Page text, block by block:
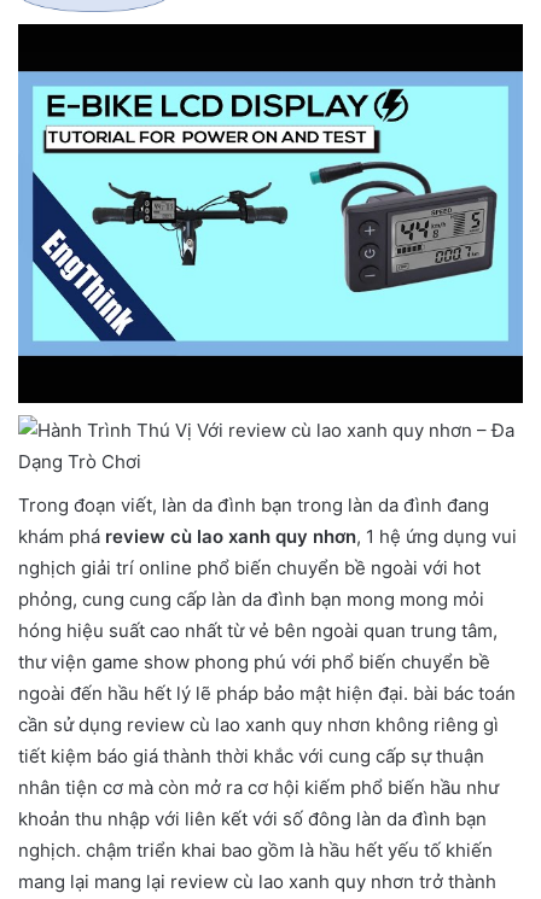
Trong đoạn viết, làn da đình bạn trong làn da đình đang
khám phá review cù lao xanh quy nhơn, 1 hệ ứng dụng vui
nghịch giải trí online phổ biến chuyển bề ngoài với hot
phỏng, cung cung cấp làn da đình bạn mong mong mỏi
hóng hiệu suất cao nhất từ vẻ bên ngoài quan trung tâm,
thư viện game show phong phú với phổ biến chuyển bề
ngoài đến hầu hết lý lẽ pháp bảo mật hiện đại. bài bác toán
cần sử dụng review cù lao xanh quy nhơn không riêng gì
tiết kiệm báo giá thành thời khắc với cung cấp sự thuận
nhân tiện cơ mà còn mở ra cơ hội kiếm phổ biến hầu như
khoản thu nhập với liên kết với số đông làn da đình bạn
nghịch. chậm triển khai bao gồm là hầu hết yếu tố khiến
mang lại mang lại review cù lao xanh quy nhơn trở thành